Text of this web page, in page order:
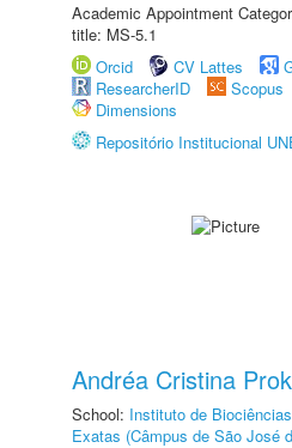
Academic Appointment
title: MS-5.1
Orcid
CV Lattes
ResearcherID
Scopus
Dimensions
Repositório Institucional
Andréa Cristina
School: Instituto de
Exatas (Câmpus de São José